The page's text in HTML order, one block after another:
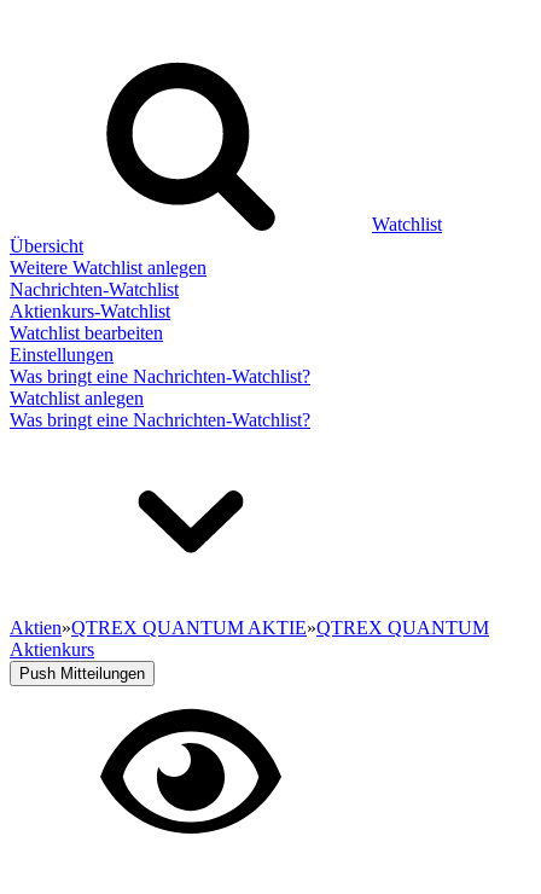
Watchlist
Übersicht
Weitere Watchlist anlegen
Nachrichten-Watchlist
Aktienkurs-Watchlist
Watchlist bearbeiten
Einstellungen
Was bringt eine Nachrichten-Watchlist?
Watchlist anlegen
Was bringt eine Nachrichten-Watchlist?
Aktien»QTREX QUANTUM AKTIE»QTREX QUANTUM
Aktienkurs
Push Mitteilungen